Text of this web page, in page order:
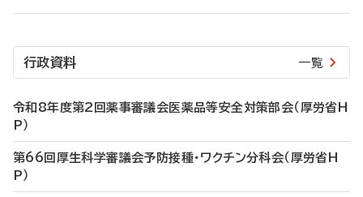
行政資料 一覧
令和8年度第2回薬事審議会医薬品等安全対策部会（厚労省H
P）
第66回厚生科学審議会予防接種・ワクチン分科会（厚労省H
P）